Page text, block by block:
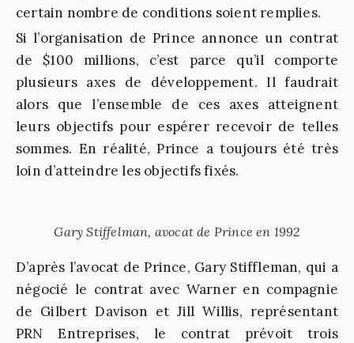
certain nombre de conditions soient remplies.
Si l’organisation de Prince annonce un contrat
de $100 millions, c’est parce qu’il comporte
plusieurs axes de développement. Il faudrait
alors que l’ensemble de ces axes atteignent
leurs objectifs pour espérer recevoir de telles
sommes. En réalité, Prince a toujours été très
loin d’atteindre les objectifs fixés.
Gary Stiffelman, avocat de Prince en 1992
D’après l’avocat de Prince, Gary Stiffleman, qui a
négocié le contrat avec Warner en compagnie
de Gilbert Davison et Jill Willis, représentant
PRN Entreprises, le contrat prévoit trois